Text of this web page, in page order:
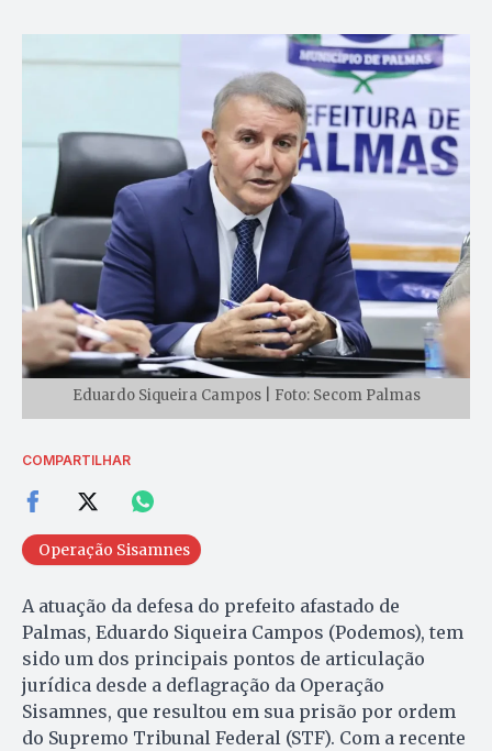
Eduardo Siqueira Campos | Foto: Secom Palmas
COMPARTILHAR
Operação Sisamnes
A atuação da defesa do prefeito afastado de
Palmas, Eduardo Siqueira Campos (Podemos), tem
sido um dos principais pontos de articulação
jurídica desde a deflagração da Operação
Sisamnes, que resultou em sua prisão por ordem
do Supremo Tribunal Federal (STF). Com a recente